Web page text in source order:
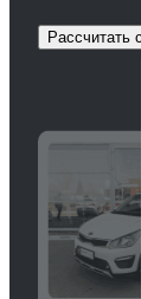
Рассчитать